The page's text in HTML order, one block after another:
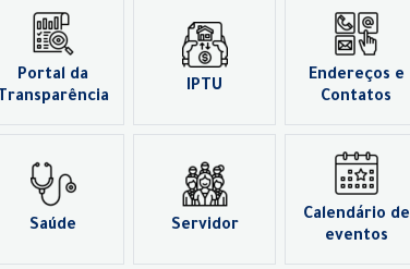
Portal da
Transparência
IPTU
Endereços e
Contatos
Saúde Servidor
Calendário de
eventos